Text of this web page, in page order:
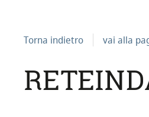
Torna indietro vai alla